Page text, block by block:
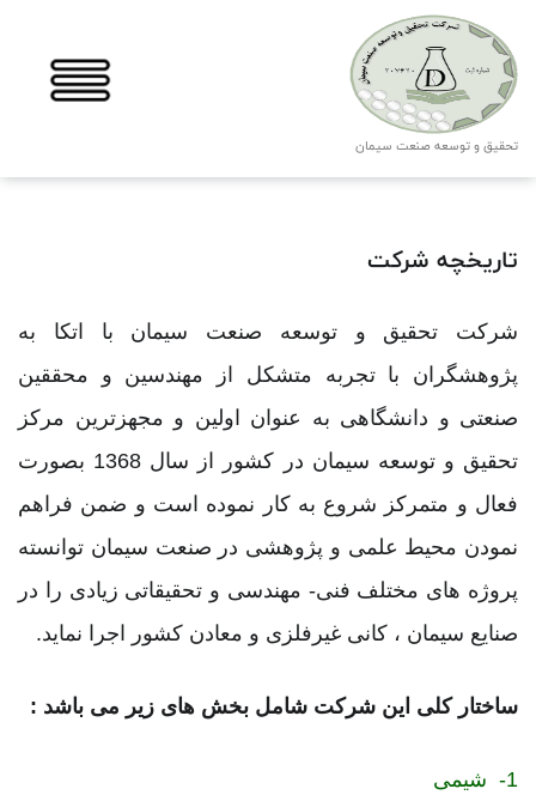
تحقیق و توسعه صنعت سیمان
تاریخچه شرکت
شرکت تحقیق و توسعه صنعت سیمان با اتکا به
پژوهشگران با تجربه متشکل از مهندسین و محققین
صنعتی و دانشگاهی به عنوان اولین و مجهزترین مرکز
تحقیق و توسعه سیمان در کشور از سال 1368 بصورت
فعال و متمرکز شروع به کار نموده است و ضمن فراهم
نمودن محیط علمی و پژوهشی در صنعت سیمان توانسته
پروژه های مختلف فنی- مهندسی و تحقیقاتی زیادی را در
صنایع سیمان ، کانی غیرفلزی و معادن کشور اجرا نماید.
ساختار کلی این شرکت شامل بخش های زیر می باشد :
1- شیمی